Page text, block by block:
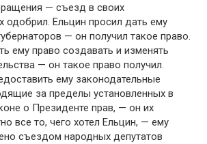
— съезд в своих
одобрил. Ельцин просил дать ему
— он получил такое право.
ему право создавать и изме­нять
— он такое право полу­чил.
ему законодательные
за пределы установленных в
о Президенте прав, — он их
все то, чего хотел Ельцин, — ему
съездом народных депутатов